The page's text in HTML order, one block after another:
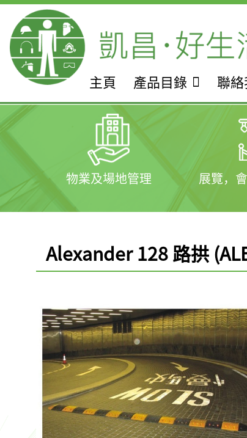
主頁 產品目錄 聯
物業及場地管理 展覽，
Alexander 128 路拱